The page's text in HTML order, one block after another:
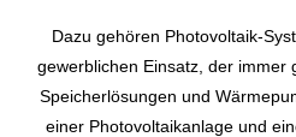
Dazu gehören Photovoltaik-
gewerblichen Einsatz, der
Speicherlösungen und
einer Photovoltaikanlage und